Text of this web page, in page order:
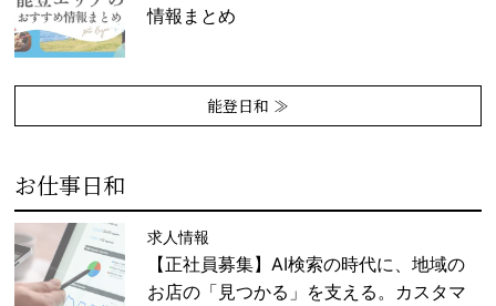
情報まとめ
能登日和 ≫
お仕事日和
求人情報
【正社員募集】AI検索の時代に、地域の
お店の「見つかる」を支える。カスタマ